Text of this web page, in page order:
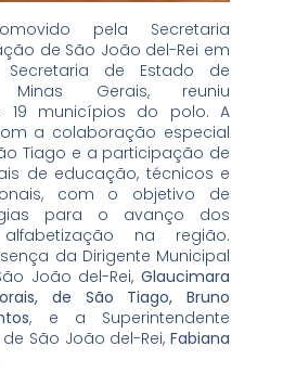
pela Secretaria
de São João del-Rei em
de Estado de
Gerais, reuniu
19 municípios do polo. A
a colaboração especial
Tiago e a participação de
de educação, técnicos e
com o objetivo de
para o avanço dos
na região.
da Dirigente Municipal
João del-Rei,Glaucimara
de São Tiago, Bruno
, e a Superintendente
de São João del-Rei,Fabiana